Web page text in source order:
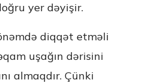
yer dəyişir.
diqqət etməli
uşağın dərisini
almaqdır. Çünki